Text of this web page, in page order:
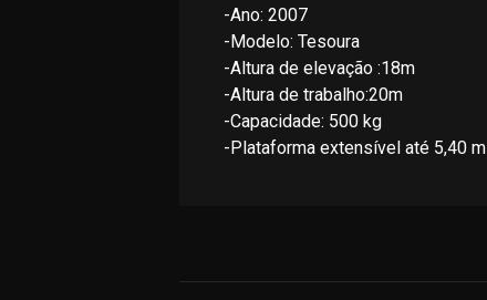
-Ano: 2007
-Modelo: Tesoura
-Altura de elevação :18m
-Altura de trabalho:20m
-Capacidade: 500 kg
-Plataforma extensível até 5,40 m